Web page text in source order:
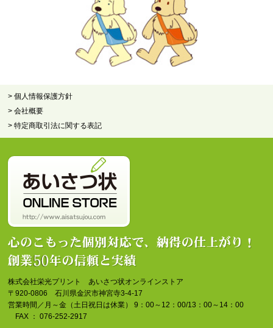
> 個人情報保護方針
> 会社概要
> 特定商取引法に関する表記
株式会社栄光プリント あいさつ状オンラインストア
〒920-0806 石川県金沢市神宮寺3-4-17
営業時間／月～金（土日祝日は休業） 9：00～12：00/13：00～14：00
FAX ： 076-252-2917